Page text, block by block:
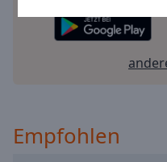
Font
Empfohlen